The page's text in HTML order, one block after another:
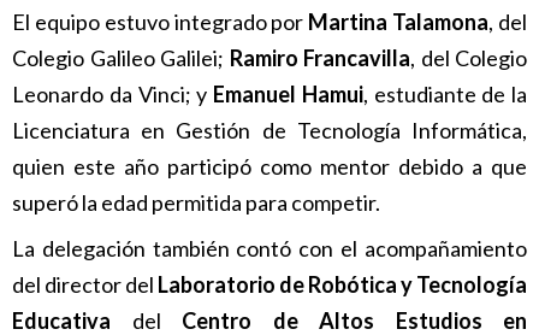
El equipo estuvo integrado por Martina Talamona, del
Colegio Galileo Galilei; Ramiro Francavilla, del Colegio
Leonardo da Vinci; y Emanuel Hamui, estudiante de la
Licenciatura en Gestión de Tecnología Informática,
quien este año participó como mentor debido a que
superó la edad permitida para competir.
La delegación también contó con el acompañamiento
del director del Laboratorio de Robótica y Tecnología
Educativa del Centro de Altos Estudios en